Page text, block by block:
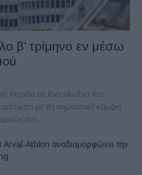
β’ τρίμηνο εν μέσω
πορεία σε ένα ολοένα πιο
με τη σημαντική κάμψη
πιο...
Athlon αναδιαμορφώνει την